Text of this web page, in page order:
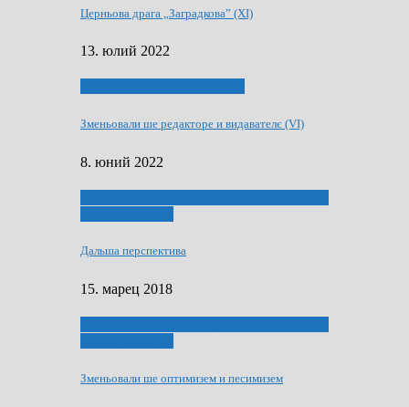
Церньова драга „Заградкова” (XI)
13. юлий 2022
Зменьовали ше редакторе и видавателє (VI)
8. юний 2022
Дальша перспектива
15. марец 2018
Зменьовали ше оптимизем и песимизем